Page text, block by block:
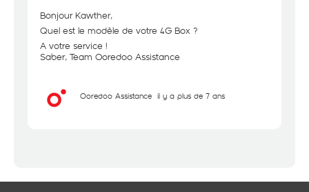
Bonjour Kawther,
Quel est le modèle de votre 4G Box ?
A votre service !
Saber, Team Ooredoo Assistance
Ooredoo Assistance il y a plus de 7 ans